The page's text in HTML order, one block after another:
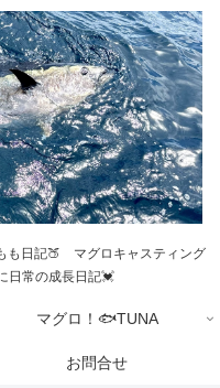
も日記🍑 マグロキャスティング
常の成長日記💓
マグロ！🐟TUNA
お問合せ